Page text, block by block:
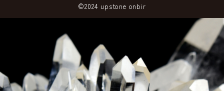
©2024 upstone onbir